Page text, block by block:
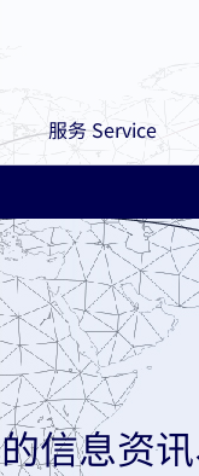
服务 Service
信息资